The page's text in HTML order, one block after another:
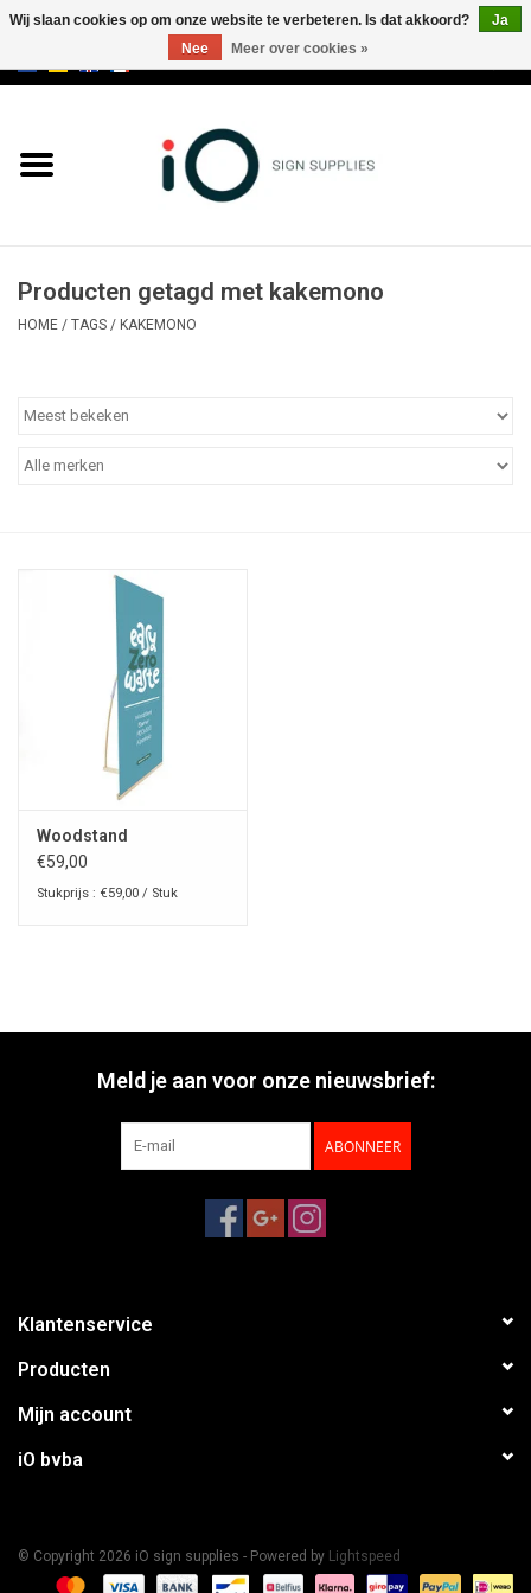
Merken
Producten getagd met kakemono
HOME / TAGS / KAKEMONO
Woodstand
€59,00
Stukprijs : €59,00 / Stuk
Meld je aan voor onze nieuwsbrief:
ABONNEER
Klantenservice
Producten
Mijn account
iO bvba
© Copyright 2026 iO sign supplies - Powered by Lightspeed
Wij slaan cookies op om onze website te verbeteren. Is dat akkoord?
Ja
Nee
Meer over cookies »